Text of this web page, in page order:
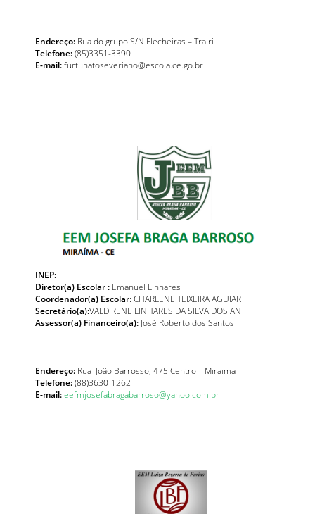
Endereço: Rua do grupo S/N Flecheiras – Trairi
Telefone:(85)3351-3390
E-mail:furtunatoseveriano@escola.ce.go.br
INEP:
Diretor(a) Escolar : Emanuel Linhares
Coordenador(a) Escolar: CHARLENE TEIXEIRA AGUIAR
Secretário(a):VALDIRENE LINHARES DA SILVA DOS AN
Assessor(a) Financeiro(a): José Roberto dos Santos
Endereço: Rua João Barrosso, 475 Centro – Miraima
Telefone:(88)3630-1262
E-mail:eefmjosefabragabarroso@yahoo.com.br